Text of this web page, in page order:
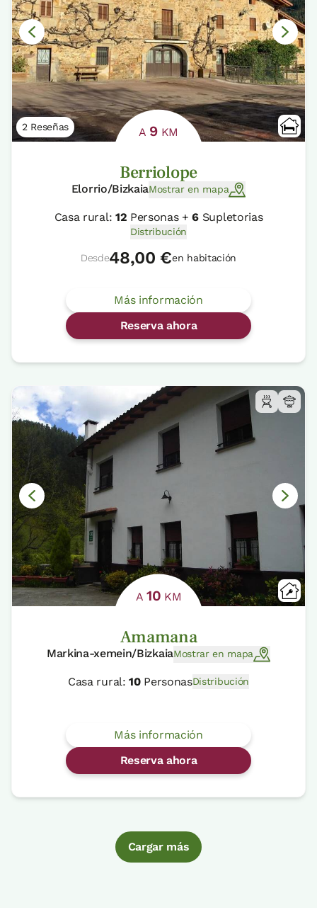
2 Reseñas A 9 KM
Berriolope
Elorrio/BizkaiaMostrar en mapa
Casa rural: 12 Personas +6 Supletorias
Distribución
Desde48,00 €en habitación
Más información
Reserva ahora
A 10 KM
Amamana
Markina-xemein/BizkaiaMostrar en mapa
Casa rural:10PersonasDistribución
Más información
Reserva ahora
Cargar más